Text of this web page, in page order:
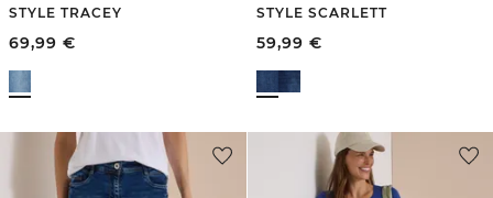
STYLE TRACEY
69,99 €
STYLE SCARLETT
59,99 €